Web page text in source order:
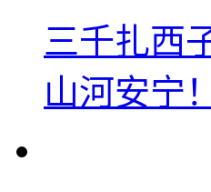
三千扎西
山河安宁！